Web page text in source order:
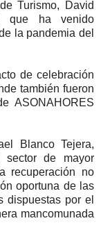
Turismo, David
que ha venido
la pandemia del
de celebración
también fueron
ASONAHORES
Blanco Tejera,
de mayor
recuperación no
oportuna de las
dispuestas por el
mancomunada